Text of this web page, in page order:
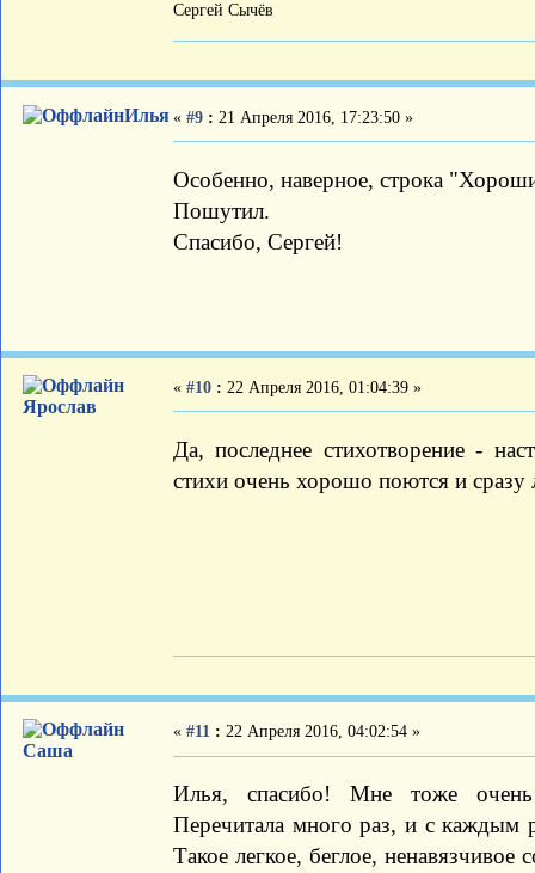
Сергей Сычёв
Илья « #9 : 21 Апреля 2016, 17:23:50 »
Особенно, наверное, строка
Пошутил.
Спасибо, Сергей!
Ярослав
« #10 : 22 Апреля 2016, 01:04:39 »
Да, последнее стихотворение -
стихи очень хорошо поются и сразу
Саша
« #11 : 22 Апреля 2016, 04:02:54 »
Илья, спасибо! Мне тоже очень
Перечитала много раз, и с каждым
Такое легкое, беглое,